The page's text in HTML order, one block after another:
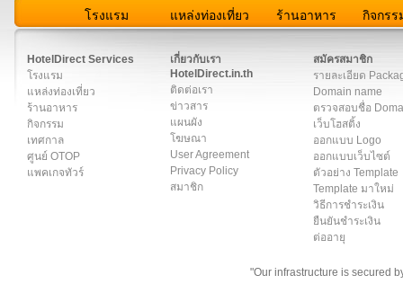
โรงแรม แหล่งท่องเที่ยว ร้านอาหาร กิจกรร
HotelDirect Services
โรงแรม
แหล่งท่องเที่ยว
ร้านอาหาร
กิจกรรม
เทศกาล
ศูนย์ OTOP
แพคเกจทัวร์
เกี่ยวกับเรา
HotelDirect.in.th
ติดต่อเรา
ข่าวสาร
แผนผัง
โฆษณา
User Agreement
Privacy Policy
สมาชิก
สมัครสมาชิก
รายละเอียด
Domain name
ตรวจสอบชื่อ
เว็บโฮสติ้ง
ออกแบบ Logo
ออกแบบเว็บไซต์
ตัวอย่าง Template
Template มาใหม่
วิธีการชำระเงิน
ยืนยันชำระเงิน
ต่ออายุ
"Our infrastructure is secured